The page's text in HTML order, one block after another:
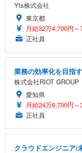
Yts株式会社
東京都
月給32万4,700円～
正社員
業務の効率化を目指
株式会社RIOT GROUP
愛知県
月給24万6,700円
正社員
クラウドエンジニア/